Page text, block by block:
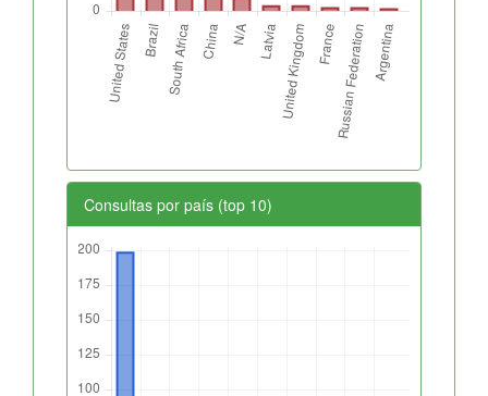
Consultas por país (top 10)